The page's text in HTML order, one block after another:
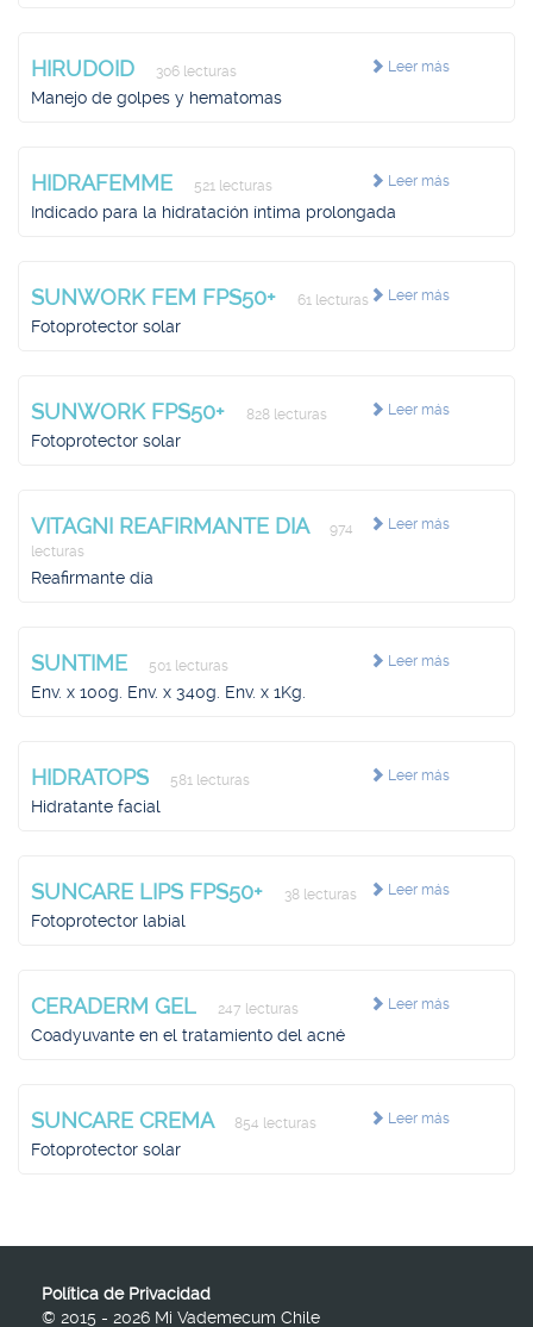
Leer más
HIRUDOID 306 lecturas
Manejo de golpes y hematomas
Leer más
HIDRAFEMME 521 lecturas
Indicado para la hidratación íntima prolongada
Leer más
SUNWORK FEM FPS50+ 61 lecturas
Fotoprotector solar
Leer más
SUNWORK FPS50+ 828 lecturas
Fotoprotector solar
Leer más
VITAGNI REAFIRMANTE DIA
974
lecturas
Reafirmante día
Leer más
SUNTIME 501 lecturas
Env. x 100g. Env. x 340g. Env. x 1Kg.
Leer más
HIDRATOPS 581 lecturas
Hidratante facial
Leer más
SUNCARE LIPS FPS50+ 38 lecturas
Fotoprotector labial
Leer más
CERADERM GEL 247 lecturas
Coadyuvante en el tratamiento del acné
Leer más
SUNCARE CREMA 854 lecturas
Fotoprotector solar
Política de Privacidad
© 2015 - 2026 Mi Vademecum Chile